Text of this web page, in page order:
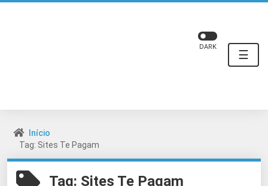
☰
DARK
Início
Tag: Sites Te Pagam
Tag: Sites Te Pagam